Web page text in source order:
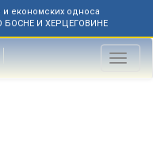
економских односа
БОСНЕ И ХЕРЦЕГОВИНЕ
Toggle